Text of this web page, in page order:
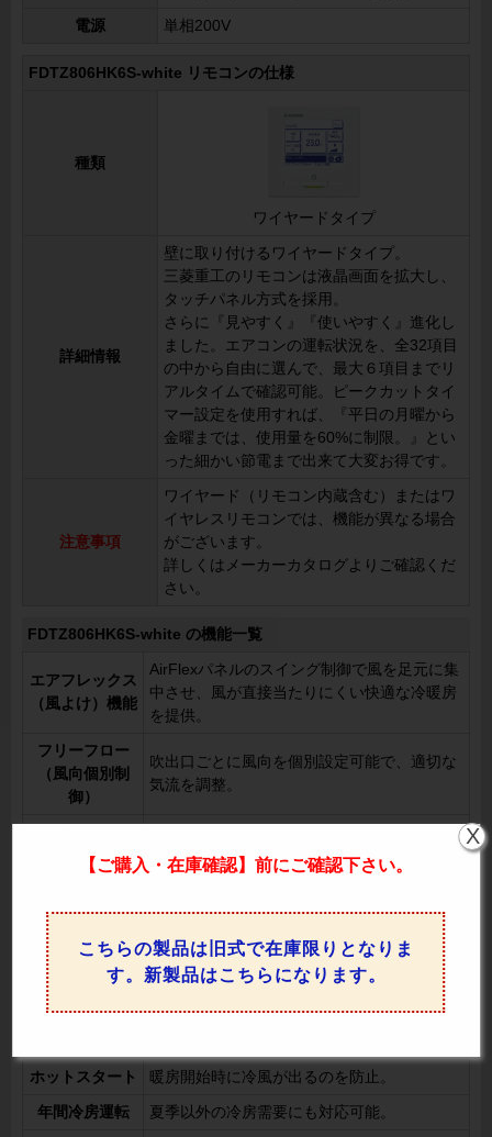
電源 単相200V
FDTZ806HK6S-white リモコンの仕様
種類
ワイヤードタイプ
詳細情報
壁に取り付けるワイヤードタイプ。
三菱重工のリモコンは液晶画面を拡大し、
タッチパネル方式を採用。
さらに『見やすく』『使いやすく』進化し
ました。エアコンの運転状況を、全32項目
の中から自由に選んで、最大６項目までリ
アルタイムで確認可能。ピークカットタイ
マー設定を使用すれば、『平日の月曜から
金曜までは、使用量を60%に制限。』とい
った細かい節電まで出来て大変お得です。
注意事項
ワイヤード（リモコン内蔵含む）またはワ
イヤレスリモコンでは、機能が異なる場合
がございます。
詳しくはメーカーカタログよりご確認くだ
さい。
FDTZ806HK6S-white の機能一覧
エアフレックス
（風よけ）機能
AirFlexパネルのスイング制御で風を足元に集
中させ、風が直接当たりにくい快適な冷暖房
を提供。
フリーフロー
（風向個別制
御）
吹出口ごとに風向を個別設定可能で、適切な
気流を調整。
機構
で水平になり、冷風が直接当たらない設計。
ルーバ
人感センサ制御
人感センサーで人の有無を確認し、無駄な運
転を防いで節電を実現。
ホットスタート 暖房開始時に冷風が出るのを防止。
年間冷房運転 夏季以外の冷房需要にも対応可能。
【ご購入・在庫確認】前にご確認下さい。
こちらの製品は旧式で在庫限りとなりま
す。新製品はこちらになります。
X